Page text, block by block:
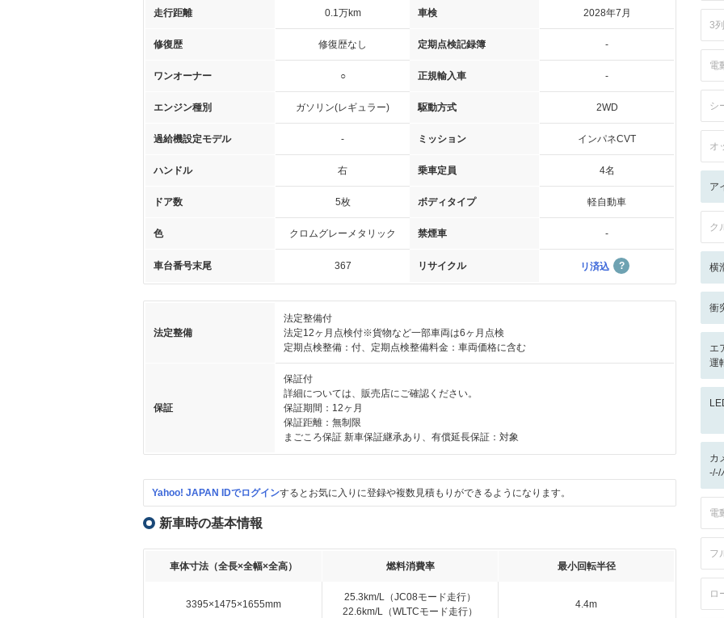
走行距離 0.1万km 車検 2028年7月
修復歴 修復歴なし 定期点検記録簿 -
ワンオーナー ○ 正規輸入車 -
エンジン種別 ガソリン(レギュラー) 駆動方式 2WD
過給機設定モデル - ミッション インパネCVT
ハンドル 右 乗車定員 4名
ドア数 5枚 ボディタイプ 軽自動車
色 クロムグレーメタリック 禁煙車 -
車台番号末尾 367 リサイクル リ済込
法定整備
法定整備付
法定12ヶ月点検付※貨物など一部車両は6ヶ月点検
定期点検整備：付、定期点検整備料金：車両価格に含む
保証
保証付
詳細については、販売店にご確認ください。
保証期間：12ヶ月
保証距離：無制限
まごころ保証 新車保証継承あり、有償延長保証：対象
Yahoo! JAPAN IDでログインするとお気に入りに登録や複数見積もりができるようになります。
新車時の基本情報
車体寸法（全長×全幅×全高） 燃料消費率 最小回転半径
3395×1475×1655mm
25.3km/L（JC08モード走行）
22.6km/L（WLTCモード走行）
4.4m
3
電
シ
オ
ア
ク
横
衝
エ
運
カ
-/-/
電
フ
ロ